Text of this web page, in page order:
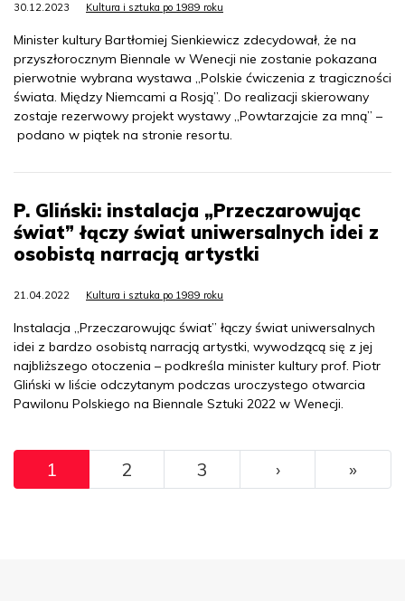
30.12.2023 Kultura i sztuka po 1989 roku
Minister kultury Bartłomiej Sienkiewicz zdecydował, że na
przyszłorocznym Biennale w Wenecji nie zostanie pokazana
pierwotnie wybrana wystawa „Polskie ćwiczenia z tragiczności
świata. Między Niemcami a Rosją”. Do realizacji skierowany
zostaje rezerwowy projekt wystawy „Powtarzajcie za mną” –
podano w piątek na stronie resortu.
P. Gliński: instalacja „Przeczarowując
świat” łączy świat uniwersalnych idei z
osobistą narracją artystki
21.04.2022 Kultura i sztuka po 1989 roku
Instalacja „Przeczarowując świat” łączy świat uniwersalnych
idei z bardzo osobistą narracją artystki, wywodzącą się z jej
najbliższego otoczenia – podkreśla minister kultury prof. Piotr
Gliński w liście odczytanym podczas uroczystego otwarcia
Pawilonu Polskiego na Biennale Sztuki 2022 w Wenecji.
Pagination
1 2 3 ››› »